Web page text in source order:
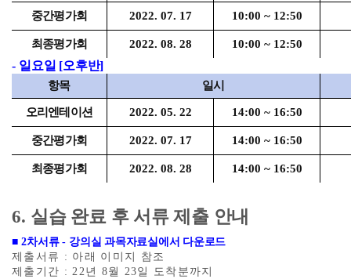
중간평가회 2022. 07. 17 10:00 ~ 12:50
최종평가회 2022. 08. 28 10:00 ~ 12:50
- 일요일 [오후반]
항목 일시
오리엔테이션 2022. 05. 22 14:00 ~ 16:50
중간평가회 2022. 07. 17 14:00 ~ 16:50
최종평가회 2022. 08. 28 14:00 ~ 16:50
6. 실습 완료 후 서류 제출 안내
■ 2차서류- 강의실 과목자료실에서 다운로드
제출서류 : 아래 이미지 참조
제출기간 : 22년 8월 23일 도착분까지